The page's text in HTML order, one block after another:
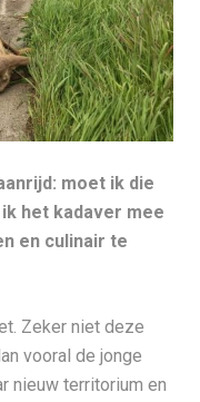
moet ik die
het kadaver mee
en culinair te
Zeker niet deze
vooral de jonge
nieuw territorium en